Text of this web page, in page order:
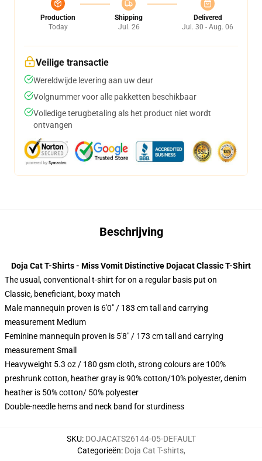
Production
Today
Shipping
Jul. 26
Delivered
Jul. 30 - Aug. 06
Veilige transactie
Wereldwijde levering aan uw deur
Volgnummer voor alle pakketten beschikbaar
Volledige terugbetaling als het product niet wordt
ontvangen
Beschrijving
Doja Cat T-Shirts - Miss Vomit Distinctive Dojacat Classic T-Shirt
The usual, conventional t-shirt for on a regular basis put on
Classic, beneficiant, boxy match
Male mannequin proven is 6'0" / 183 cm tall and carrying
measurement Medium
Feminine mannequin proven is 5'8" / 173 cm tall and carrying
measurement Small
Heavyweight 5.3 oz / 180 gsm cloth, strong colours are 100%
preshrunk cotton, heather gray is 90% cotton/10% polyester, denim
heather is 50% cotton/ 50% polyester
Double-needle hems and neck band for sturdiness
SKU: DOJACATS26144-05-DEFAULT
Categorieën: Doja Cat T-shirts,